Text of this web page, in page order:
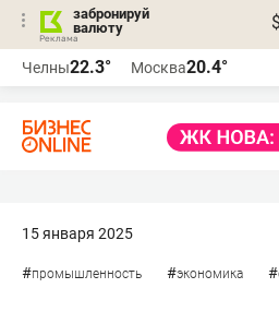
забронируй
валюту
$
Челны22.3° Москва20.4°
15 января 2025
#промышленность #экономика #